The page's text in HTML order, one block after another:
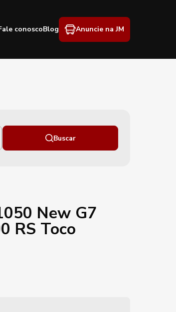
conoscoBlog Anuncie na JM
Buscar
New G7
RS Toco